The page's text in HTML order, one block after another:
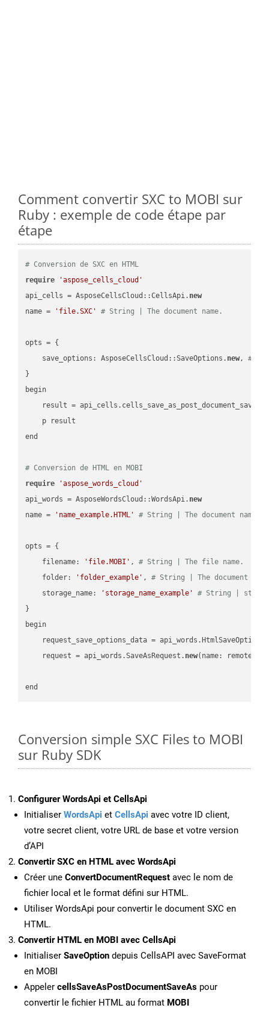
Comment convertir SXC to MOBI sur
Ruby : exemple de code étape par
étape
# Conversion de SXC en HTML
require
'aspose_cells_cloud'
api_cells = AsposeCellsCloud::CellsApi. new
name =
'file.SXC' # String | The document name.
opts = {
    save_options: AsposeCellsCloud::SaveOptions.
new, #
}
begin
result =
    p result
end
# Conversion de HTML en MOBI
require
'aspose_words_cloud'
api_words = AsposeWordsCloud::WordsApi. new
name =
'name_example.HTML' # String | The document name.
opts = {
    filename:
'file.MOBI' , # String | The file name.
    folder:
'folder_example' , # String | The document
    storage_name:
'storage_name_example'
# String |
}
begin
request_save_options_data =
    request = api_words.SaveAsRequest.
new(name:
Conversion simple SXC Files to MOBI
sur Ruby SDK
Configurer WordsApi et CellsApi
Initialiser WordsApi et CellsApi avec votre ID client,
votre secret client, votre URL de base et votre version
d’API
Convertir SXC en HTML avec WordsApi
Créer une ConvertDocumentRequest avec le nom de
fichier local et le format défini sur HTML.
Utiliser WordsApi pour convertir le document SXC en
HTML.
Convertir HTML en MOBI avec CellsApi
Initialiser SaveOption depuis CellsAPI avec SaveFormat
en MOBI
Appeler cellsSaveAsPostDocumentSaveAs pour
convertir le fichier HTML au format MOBI